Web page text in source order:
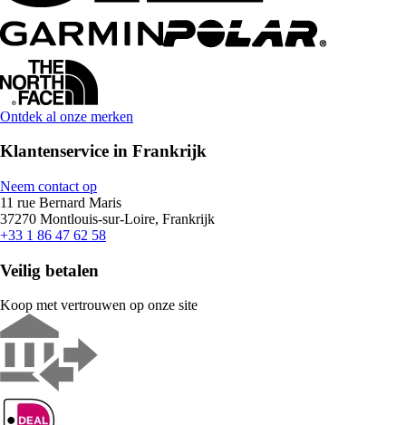
Ontdek al onze merken
Klantenservice in Frankrijk
Neem contact op
11 rue Bernard Maris
37270 Montlouis-sur-Loire, Frankrijk
+33 1 86 47 62 58
Veilig betalen
Koop met vertrouwen op onze site